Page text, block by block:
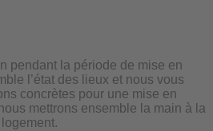
pendant la période de mise en
l’état des lieux et nous vous
concrètes pour une mise en
mettrons ensemble la main à la